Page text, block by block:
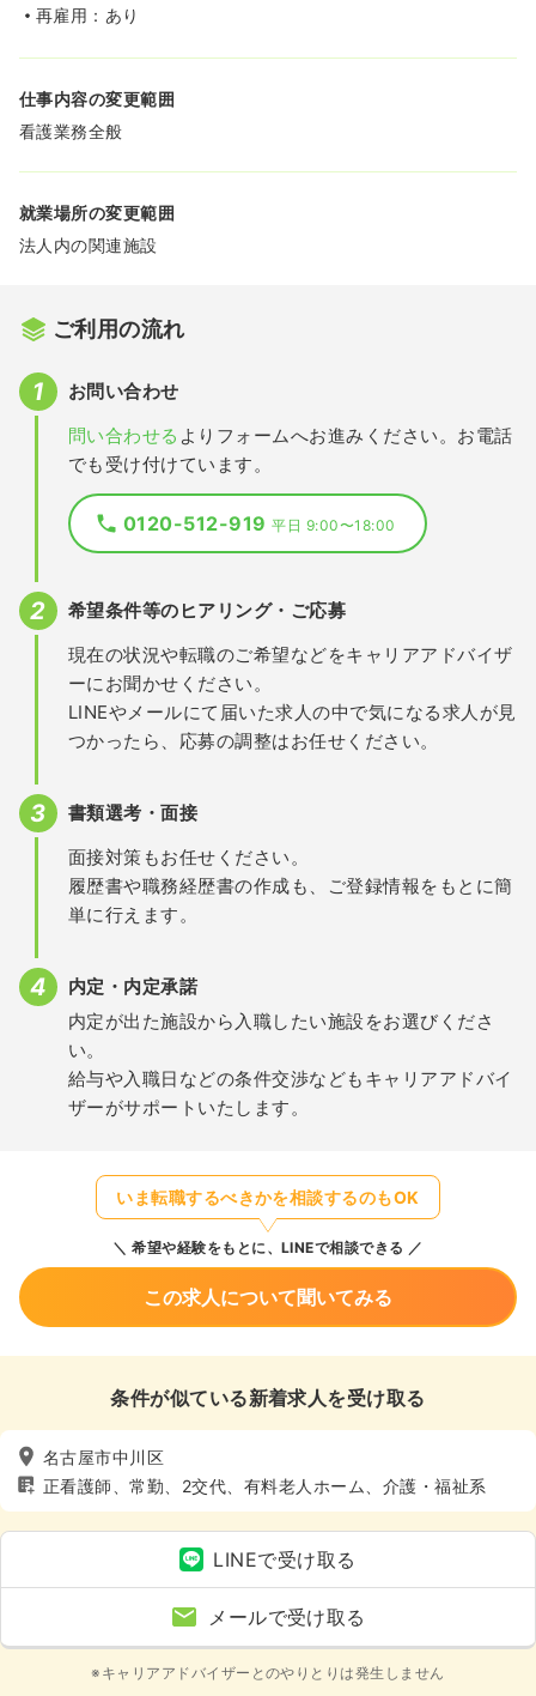
再雇用：あり
仕事内容の変更範囲
看護業務全般
就業場所の変更範囲
法人内の関連施設
ご利用の流れ
お問い合わせ
問い合わせる よりフォームへお進みください。お電話
でも受け付けています。
0120-512-919平日 9:00〜18:00
希望条件等のヒアリング・ご応募
現在の状況や転職のご希望などをキャリアアドバイザ
ーにお聞かせください。
LINEやメールにて届いた求人の中で気になる求人が見
つかったら、応募の調整はお任せください。
書類選考・面接
面接対策もお任せください。
履歴書や職務経歴書の作成も、ご登録情報をもとに簡
単に行えます。
内定・内定承諾
内定が出た施設から入職したい施設をお選びくださ
い。
給与や入職日などの条件交渉などもキャリアアドバイ
ザーがサポートいたします。
いま転職するべきかを相談するのもOK
希望や経験をもとに、LINEで相談できる
この求人について聞いてみる
条件が似ている新着求人を受け取る
名古屋市中川区
正看護師、常勤、2交代、有料老人ホーム、介護・福祉系
LINEで受け取る
メールで受け取る
※キャリアアドバイザーとのやりとりは発生しません